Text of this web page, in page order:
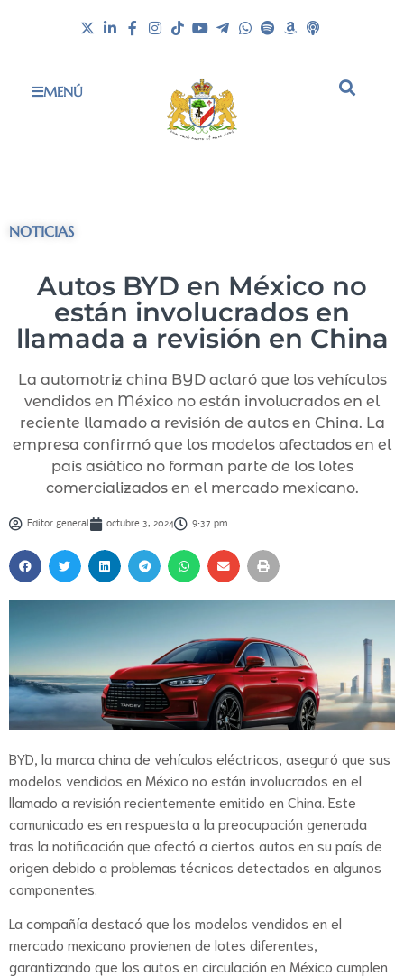
MENÚ
NOTICIAS
Autos BYD en México no
están involucrados en
llamada a revisión en China
La automotriz china BYD aclaró que los vehículos
vendidos en México no están involucrados en el
reciente llamado a revisión de autos en China. La
empresa confirmó que los modelos afectados en el
país asiático no forman parte de los lotes
comercializados en el mercado mexicano.
Editor general octubre 3, 2024 9:37 pm
BYD, la marca china de vehículos eléctricos, aseguró que sus
modelos vendidos en México no están involucrados en el
llamado a revisión recientemente emitido en China. Este
comunicado es en respuesta a la preocupación generada
tras la notificación que afectó a ciertos autos en su país de
origen debido a problemas técnicos detectados en algunos
componentes.
La compañía destacó que los modelos vendidos en el
mercado mexicano provienen de lotes diferentes,
garantizando que los autos en circulación en México cumplen